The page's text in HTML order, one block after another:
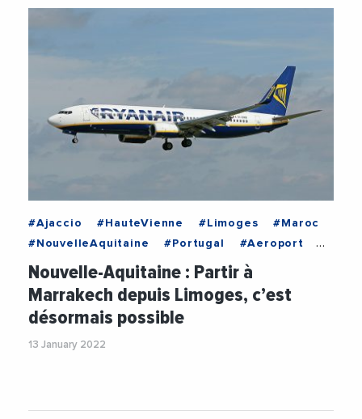
#Ajaccio #HauteVienne #Limoges
#Maroc
#NouvelleAquitaine
#Portugal
#Aeroport
#Ajaccio
#EcomnewsMed
#Entreprises
#NouvelleAquitaine
#Portugal
#Ryanair
#Tourisme
#Transports
Nouvelle-Aquitaine : Partir à
Marrakech depuis Limoges, c’est
désormais possible
13 January 2022